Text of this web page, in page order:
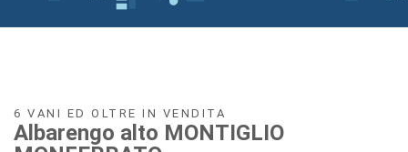
6 VANI ED OLTRE IN VENDITA
Albarengo alto MONTIGLIO